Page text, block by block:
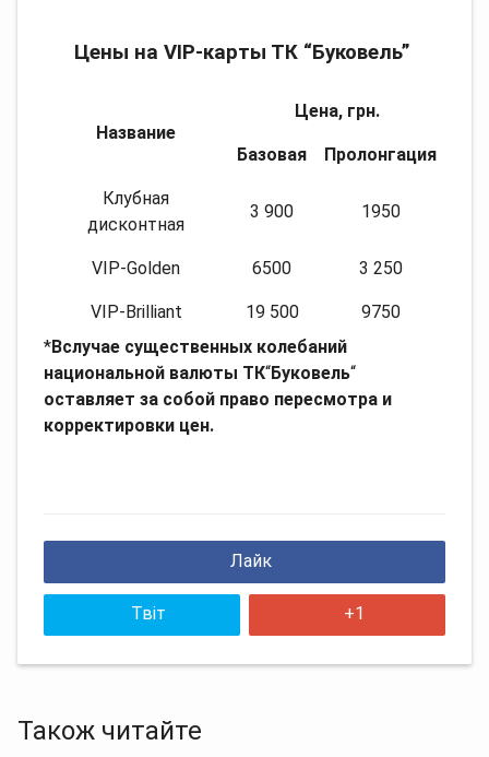
Цены на VIP-карты ТК “Буковель”
Название
Цена, грн.
Базовая Пролонгация
Клубная
дисконтная
3 900 1950
VIP-Golden 6500 3 250
VIP-Brilliant 19 500
9750
*Вслучае существенных колебаний
национальной валюты ТК“Буковель“
оставляет за собой право пересмотра и
корректировки цен.
Лайк
Твіт +1
Також читайте